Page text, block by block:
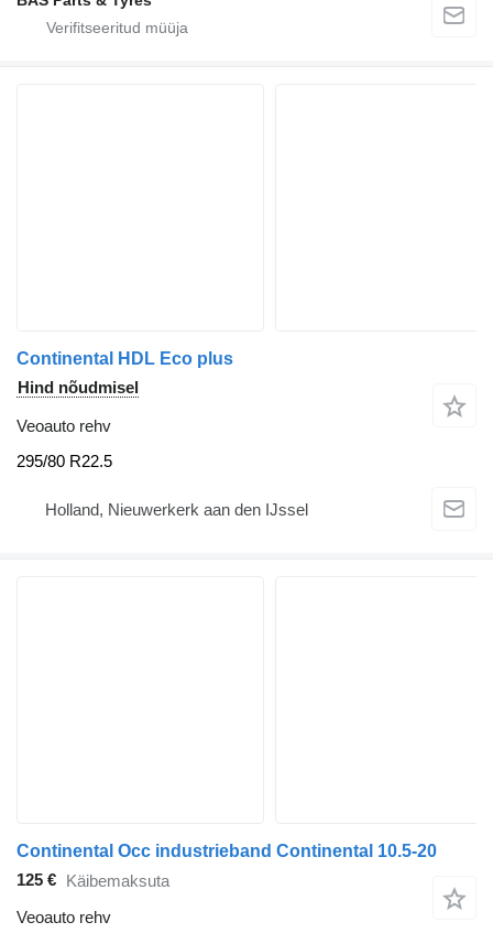
Continental HDL Eco plus
Hind nõudmisel
Veoauto rehv
295/80 R22.5
Holland, Nieuwerkerk aan den IJssel
Continental Occ industrieband Continental 10.5-20
125 € Käibemaksuta
Veoauto rehv